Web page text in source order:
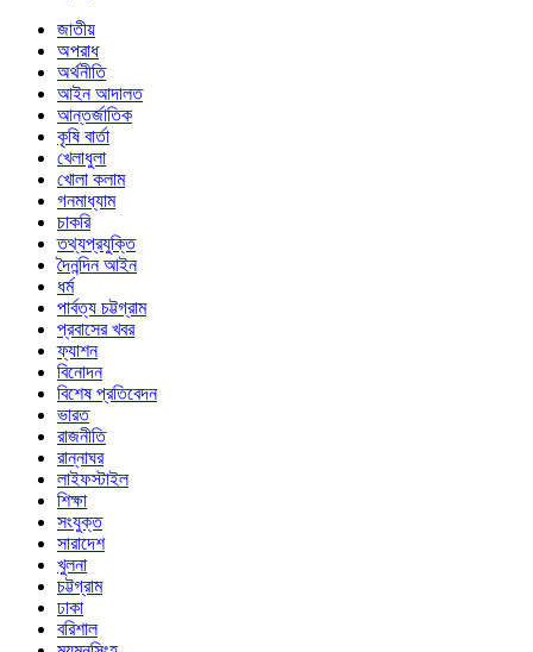
জাতীয়
অপরাধ
অর্থনীতি
আইন আদালত
আন্তর্জাতিক
কৃষি বার্তা
খেলাধুলা
খোলা কলাম
গনমাধ্যাম
চাকরি
তথ্যপ্রযুক্তি
দৈনন্দিন আইন
ধর্ম
পার্বত্য চট্টগ্রাম
প্রবাসের খবর
ফ্যাশন
বিনোদন
বিশেষ প্রতিবেদন
ভারত
রাজনীতি
রান্নাঘর
লাইফস্টাইল
শিক্ষা
সংযুক্ত
সারাদেশ
খুলনা
চট্টগ্রাম
ঢাকা
বরিশাল